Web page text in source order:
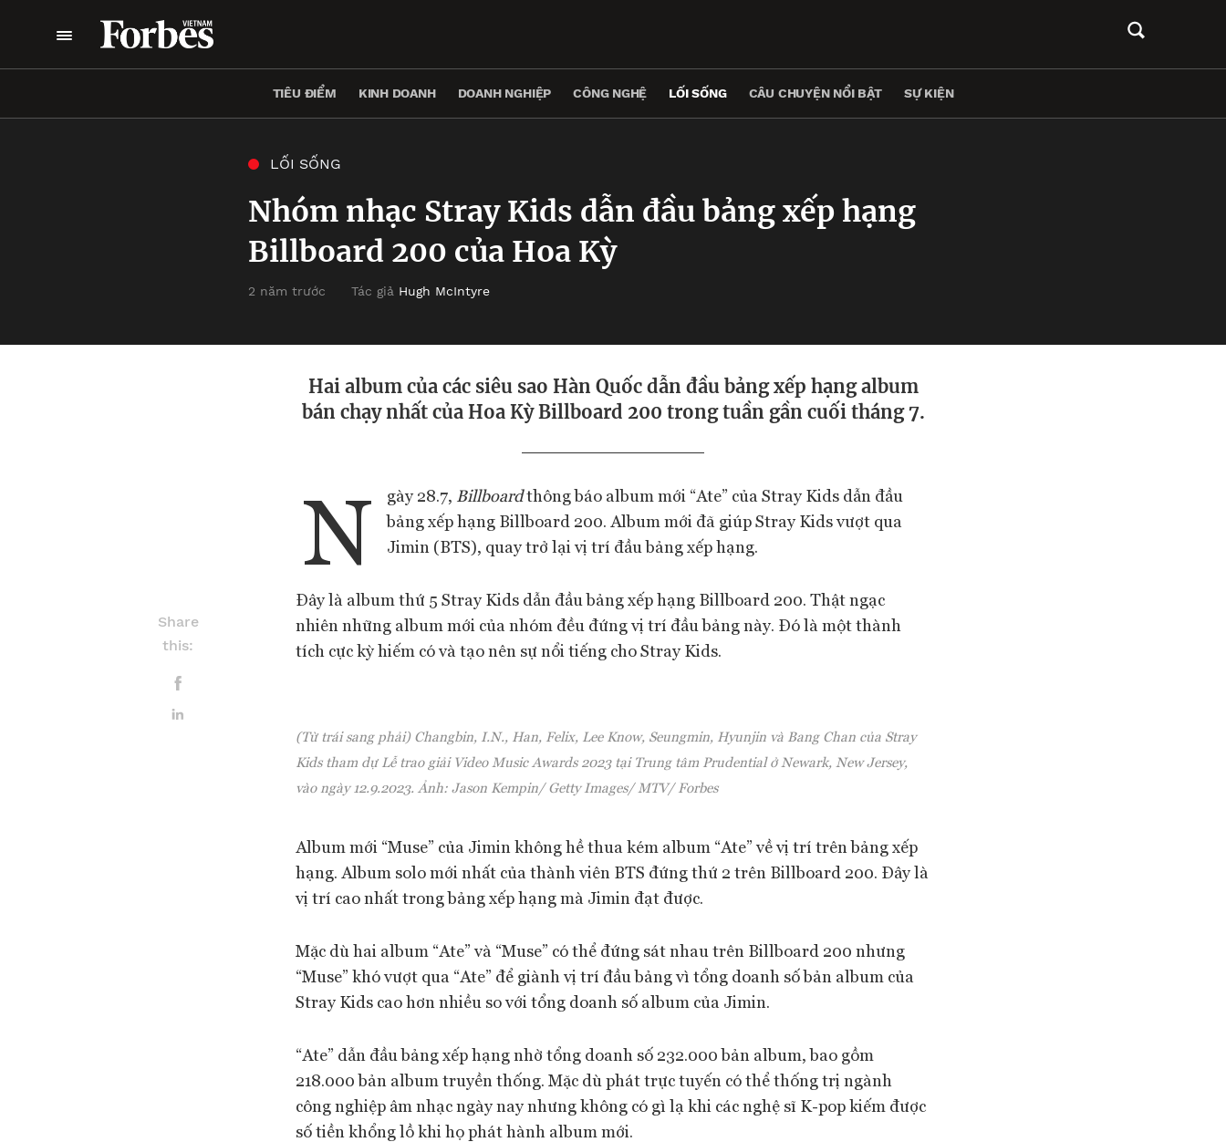
TIÊU ĐIỂM KINH DOANH DOANH NGHIỆP CÔNG NGHỆ LỐI SỐNG CÂU CHUYỆN NỔI BẬT SỰ KIỆN
LỐI SỐNG
Nhóm nhạc Stray Kids dẫn đầu bảng xếp hạng
Billboard 200 của Hoa Kỳ
2 năm trước Tác giả Hugh McIntyre
Hai album của các siêu sao Hàn Quốc dẫn đầu bảng xếp hạng album
bán chạy nhất của Hoa Kỳ Billboard 200 trong tuần gần cuối tháng 7.
Share
this:
N gày 28.7, Billboardthông báo album mới “Ate” của Stray Kids dẫn đầu
bảng xếp hạng Billboard 200. Album mới đã giúp Stray Kids vượt qua
Jimin (BTS), quay trở lại vị trí đầu bảng xếp hạng.
Đây là album thứ 5 Stray Kids dẫn đầu bảng xếp hạng Billboard 200. Thật ngạc
nhiên những album mới của nhóm đều đứng vị trí đầu bảng này. Đó là một thành
tích cực kỳ hiếm có và tạo nên sự nổi tiếng cho Stray Kids.
(Từ trái sang phải) Changbin, I.N., Han, Felix, Lee Know, Seungmin, Hyunjin và Bang Chan của Stray
Kids tham dự Lễ trao giải Video Music Awards 2023 tại Trung tâm Prudential ở Newark, New Jersey,
vào ngày 12.9.2023. Ảnh: Jason Kempin/ Getty Images/ MTV/ Forbes
Album mới “Muse” của Jimin không hề thua kém album “Ate” về vị trí trên bảng xếp
hạng. Album solo mới nhất của thành viên BTS đứng thứ 2 trên Billboard 200. Đây là
vị trí cao nhất trong bảng xếp hạng mà Jimin đạt được.
Mặc dù hai album “Ate” và “Muse” có thể đứng sát nhau trên Billboard 200 nhưng
“Muse” khó vượt qua “Ate” để giành vị trí đầu bảng vì tổng doanh số bản album của
Stray Kids cao hơn nhiều so với tổng doanh số album của Jimin.
“Ate” dẫn đầu bảng xếp hạng nhờ tổng doanh số 232.000 bản album, bao gồm
218.000 bản album truyền thống. Mặc dù phát trực tuyến có thể thống trị ngành
công nghiệp âm nhạc ngày nay nhưng không có gì lạ khi các nghệ sĩ K-pop kiếm được
số tiền khổng lồ khi họ phát hành album mới.